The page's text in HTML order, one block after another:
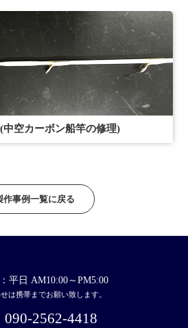
空カーボン船竿の修理)
作事例一覧に戻る
平日 AM10:00～PM5:00
は携帯までお願い致します。
090-2562-4418